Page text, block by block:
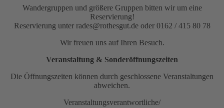
Wandergruppen und größere Gruppen bitten wir um eine
Reservierung!
Reservierung unter rades@rothesgut.de oder 0162 / 415 80 78
Wir freuen uns auf Ihren Besuch.
Veranstaltung & Sonderöffnungszeiten
Die Öffnungszeiten können durch geschlossene Veranstaltungen
abweichen.
Veranstaltungsverantwortliche/